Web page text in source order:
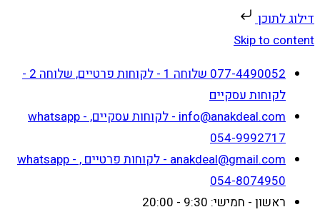
דילוג לתוכן
Skip to content
077-4490052 שלוחה 1 - לקוחות פרטיים, שלוחה 2 -
לקוחות עסקיים
info@anakdeal.com - לקוחות עסקיים, whatsapp -
054-9992717
anakdeal@gmail.com - לקוחות פרטיים , whatsapp -
054-8074950
ראשון - חמישי: 9:30 - 20:00